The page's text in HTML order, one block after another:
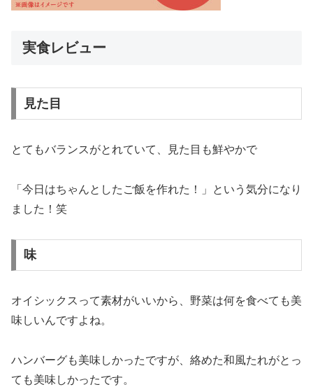
実食レビュー
見た目
とてもバランスがとれていて、見た目も鮮やかで
「今日はちゃんとしたご飯を作れた！」という気分になり
ました！笑
味
オイシックスって素材がいいから、野菜は何を食べても美
味しいんですよね。
ハンバーグも美味しかったですが、絡めた和風たれがとっ
ても美味しかったです。